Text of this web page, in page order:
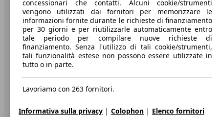
Stampa
Media
Condizioni generali
Informazioni
Dichiarazione di Accessibilità
Servizi
concessionari che contatti. Alcuni cookie/strumenti
vengono utilizzati dai fornitori per memorizzare le
informazioni fornite durante le richieste di finanziamento
per 30 giorni e per riutilizzarle automaticamente entro
tale periodo per compilare nuove richieste di
finanziamento. Senza l'utilizzo di tali cookie/strumenti,
tali funzionalità estese non possono essere utilizzate in
tutto o in parte.
Lavoriamo con 263 fornitori.
Informativa sulla privacy | Colophon | Elenco fornitori